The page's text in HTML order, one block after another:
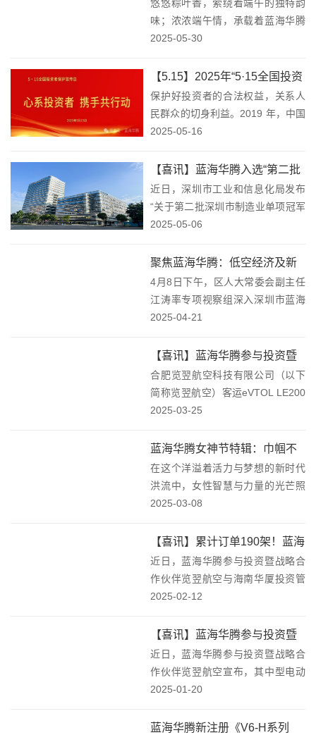
知识的明灯，更以...
腾为全体家人们发放端午节福
利啦！
悠悠粽叶香，萦绕着端午的独特韵
味；浓浓端午情，承载着蓝海华腾
对员工的深切关怀。在端午节即将
关怀，提升全体员工的凝聚力与归
属感，让大家深切感受到蓝海华腾
大家庭的融融暖意，5...
2025-05-30
【5.15】2025年“5·15全国投资
者保护宣传日”活动—心系投资
者，携手共行动！
保护好投资者的合法权益，关系人
民群众的切身利益。2019 年，中国
证监会正式设立“5·15 全国投资者
化并强化投资者权益保护。在2025
年“5·15 全国投资者保护宣...
2025-05-16
【喜讯】蓝海华腾入选“第二批
深圳市制造业单项冠军企业名
单”！
近日，深圳市工业和信息化局发布
“关于第二批深圳市制造业单项冠军
企业通过名单”的公示。其中，蓝海
凭借突出的创新能力、先进的技术
水平、过硬的产品质量成功入选第
二批深圳市制造...
2025-05-06
聚焦蓝海华腾：低空经济及新
能源领域建设获地方政府深度
关注与支持！
4月8日下午，区人大常委会副主任
江涛率专项视察组深入深圳市蓝海
华腾技术股份有限公司，围绕低空
听取企业汇报，实地了解企业技术
创新、产业布局及发展规划。此次
视察不仅凸显了区政...
2025-04-21
【喜讯】蓝海华腾参与投资暨
战略合作伙伴览翌航空LE200
全尺寸工程样机完成脱保护离
合肥览翌航空科技有限公司（以下
简称览翌航空）客运eVTOL LE200
研发又取得重大进展。在经过前期
平台测试、机上地面测试、飞机全
状态带动力测试、带保护离地试飞
测试之后，...
2025-03-25
蓝海华腾女神节特辑：巾帼不
让须眉，女神节，愿快乐如影
随形，绽放你的独特光芒！
在这个洋溢着活力与梦想的新时代
洪流中，女性智慧与力量的光芒照
亮了每一个角落。在蓝海华腾这个
深切地意识到——女性不仅是家庭
中的温馨港湾，更是职场上的璀璨
星辰，她们以实际行动...
2025-03-08
【喜讯】累计订单190架！蓝海
华腾参与投资暨战略合作伙伴
览翌航空获2025年第一单——
近日，蓝海华腾参与投资暨战略合
作伙伴览翌航空与海南华厦投资管
理有限公司（以下简称华厦投资）
就飞行器采购、文旅观光、销售与
运营等方面开展战略合作，华厦投
资将向览翌航空采购2...
2025-02-12
【喜讯】蓝海华腾参与投资暨
战略合作伙伴览翌航空宣布，
其中型电动垂起无人机LEU100
人机新纪元！
近日，蓝海华腾参与投资暨战略合
作伙伴览翌航空宣布，其中型电动
垂起无人机LEU100的适航审定工作
着览翌航空在无人机领域的创新技
2025-01-20
蓝海华腾新注册《V6-H系列